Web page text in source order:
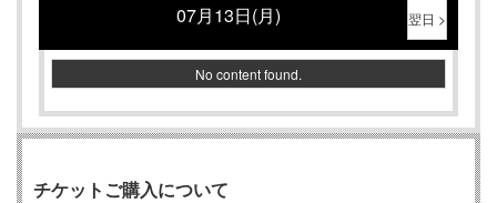
WEXをご利用のお客様へ重要なお知らせ
Instagram/Twitterはじめました！
07月13日(月) 翌日 >
No content found.
チケットご購入について